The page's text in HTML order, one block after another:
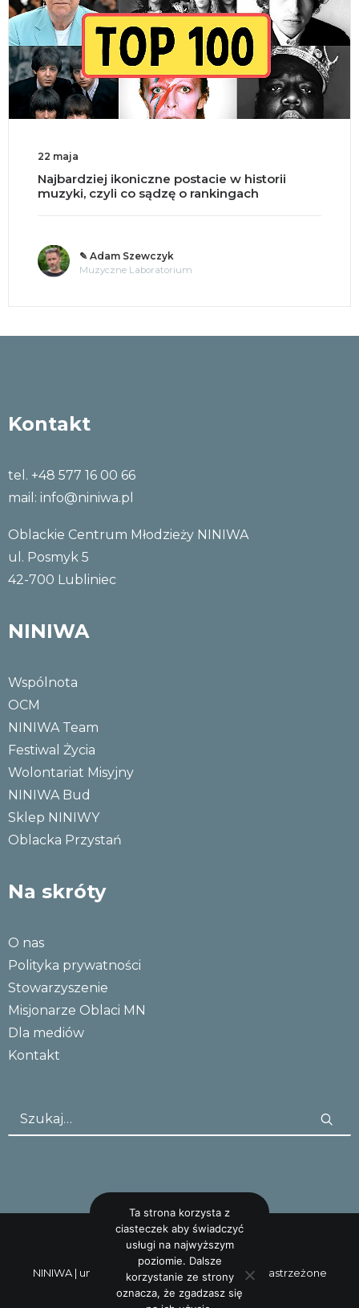
18 maja
Split brain, czyli co się dzieje po przecięciu
mózgu na pół?
✎ o. Andrzej Jastrzębski OMI
Tajemnice umysłu
Kontakt
tel. +48 577 16 00 66
mail: info@niniwa.pl
Oblackie Centrum Młodzieży NINIWA
ul. Posmyk 5
42-700 Lubliniec
NINIWA
Wspólnota
OCM
NINIWA Team
Festiwal Życia
Wolontariat Misyjny
NINIWA Bud
Sklep NINIWY
Oblacka Przystań
Na skróty
O nas
Polityka prywatności
Stowarzyszenie
Misjonarze Oblaci MN
Dla mediów
Kontakt
NINIWA | uncreative: studioWszystkie prawa zastrzeżone
Ta strona korzysta z
ciasteczek aby świadczyć
usługi na najwyższym
poziomie. Dalsze
korzystanie ze strony
oznacza, że zgadzasz się